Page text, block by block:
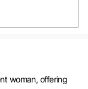
woman, offering